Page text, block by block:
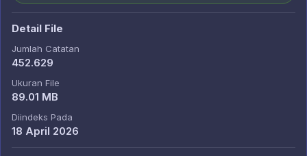
Detail File
Jumlah Catatan
452.629
Ukuran File
89.01 MB
Diindeks Pada
18 April 2026